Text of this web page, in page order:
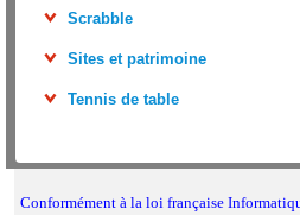
Scrabble
Sites et patrimoine
Tennis de table
Conformément à la loi française